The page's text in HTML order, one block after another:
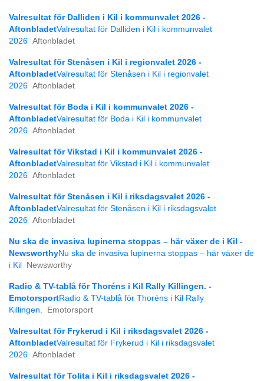
Valresultat för Dalliden i Kil i kommunvalet 2026 -
AftonbladetValresultat för Dalliden i Kil i kommunvalet
2026 Aftonbladet
Valresultat för Stenåsen i Kil i regionvalet 2026 -
AftonbladetValresultat för Stenåsen i Kil i regionvalet
2026 Aftonbladet
Valresultat för Boda i Kil i kommunvalet 2026 -
AftonbladetValresultat för Boda i Kil i kommunvalet
2026 Aftonbladet
Valresultat för Vikstad i Kil i kommunvalet 2026 -
AftonbladetValresultat för Vikstad i Kil i kommunvalet
2026 Aftonbladet
Valresultat för Stenåsen i Kil i riksdagsvalet 2026 -
AftonbladetValresultat för Stenåsen i Kil i riksdagsvalet
2026 Aftonbladet
Nu ska de invasiva lupinerna stoppas – här växer de i Kil -
NewsworthyNu ska de invasiva lupinerna stoppas – här växer de
i Kil
Newsworthy
Radio & TV-tablå för Thoréns i Kil Rally Killingen. -
EmotorsportRadio & TV-tablå för Thoréns i Kil Rally
Killingen.
Emotorsport
Valresultat för Frykerud i Kil i riksdagsvalet 2026 -
AftonbladetValresultat för Frykerud i Kil i riksdagsvalet
2026 Aftonbladet
Valresultat för Tolita i Kil i riksdagsvalet 2026 -